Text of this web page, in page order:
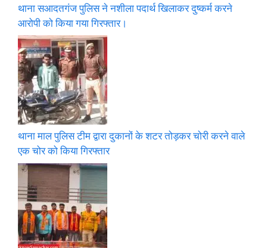
थाना सआदतगंज पुलिस ने नशीला पदार्थ खिलाकर दुष्कर्म करने
आरोपी को किया गया गिरफ्तार।
थाना माल पुलिस टीम द्वारा दुकानों के शटर तोड़कर चोरी करने वाले
एक चोर को किया गिरफ्तार